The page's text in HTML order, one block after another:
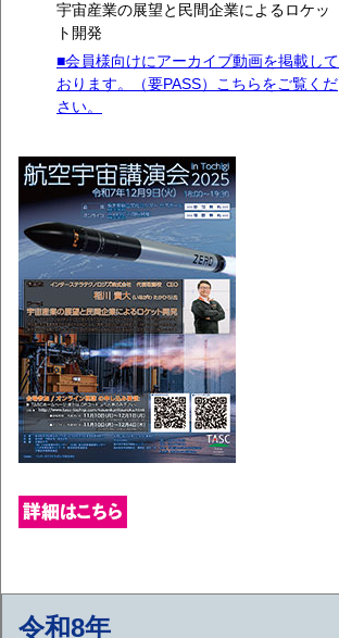
宇宙産業の展望と民間企業によるロケッ
ト開発
■会員様向けにアーカイブ動画を掲載して
おります。（要PASS）こちらをご覧くだ
さい。
令和8年